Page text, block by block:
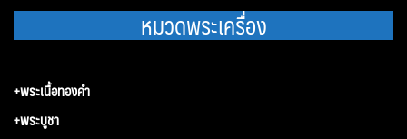
หมวดพระเครื่อง
+พระเนื้อทองคำ
+พระบูชา